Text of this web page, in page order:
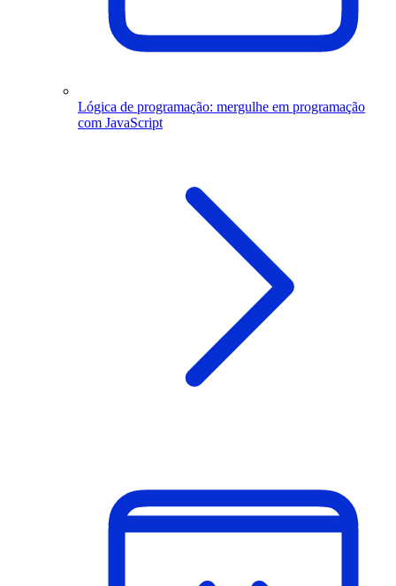
Lógica de programação: mergulhe em programação
com JavaScript